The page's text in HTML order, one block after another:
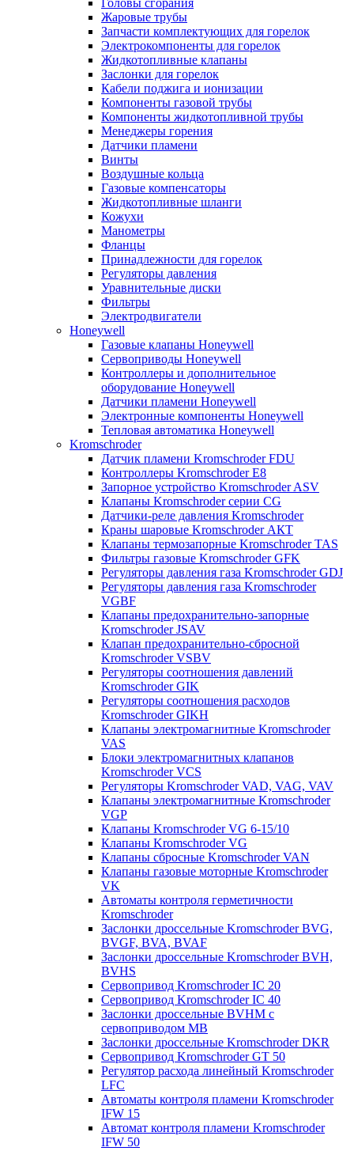
Головы сгорания
Жаровые трубы
Запчасти комплектующих для горелок
Электрокомпоненты для горелок
Жидкотопливные клапаны
Заслонки для горелок
Кабели поджига и ионизации
Компоненты газовой трубы
Компоненты жидкотопливной трубы
Менеджеры горения
Датчики пламени
Винты
Воздушные кольца
Газовые компенсаторы
Жидкотопливные шланги
Кожухи
Манометры
Фланцы
Принадлежности для горелок
Регуляторы давления
Уравнительные диски
Фильтры
Электродвигатели
Honeywell
Газовые клапаны Honeywell
Сервоприводы Honeywell
Контроллеры и дополнительное
оборудование Honeywell
Датчики пламени Honeywell
Электронные компоненты Honeywell
Тепловая автоматика Honeywell
Kromschroder
Датчик пламени Kromschroder FDU
Контроллеры Kromschroder E8
Запорное устройство Kromschroder ASV
Клапаны Kromschroder серии CG
Датчики-реле давления Kromschroder
Краны шаровые Kromschroder АКТ
Клапаны термозапорные Kromschroder TAS
Фильтры газовые Kromschroder GFK
Регуляторы давления газа Kromschroder GDJ
Регуляторы давления газа Kromschroder
VGBF
Клапаны предохранительно-запорные
Kromschroder JSAV
Клапан предохранительно-сбросной
Kromschroder VSBV
Регуляторы соотношения давлений
Kromschroder GIK
Регуляторы соотношения расходов
Kromschroder GIKH
Клапаны электромагнитные Kromschroder
VAS
Блоки электромагнитных клапанов
Kromschroder VCS
Регуляторы Kromschroder VAD, VAG, VAV
Клапаны электромагнитные Kromschroder
VGP
Клапаны Kromschroder VG 6-15/10
Клапаны Kromschroder VG
Клапаны сбросные Kromschroder VAN
Клапаны газовые моторные Kromschroder
VK
Автоматы контроля герметичности
Kromschroder
Заслонки дроссельные Kromschroder BVG,
BVGF, BVA, BVAF
Заслонки дроссельные Kromschroder BVH,
BVHS
Сервопривод Kromschroder IC 20
Сервопривод Kromschroder IC 40
Заслонки дроссельные BVHM с
сервоприводом МВ
Заслонки дроссельные Kromschroder DKR
Cервопривод Kromschroder GT 50
Регулятор расхода линейный Kromschroder
LFC
Автоматы контроля пламени Kromschroder
IFW 15
Автомат контроля пламени Kromschroder
IFW 50